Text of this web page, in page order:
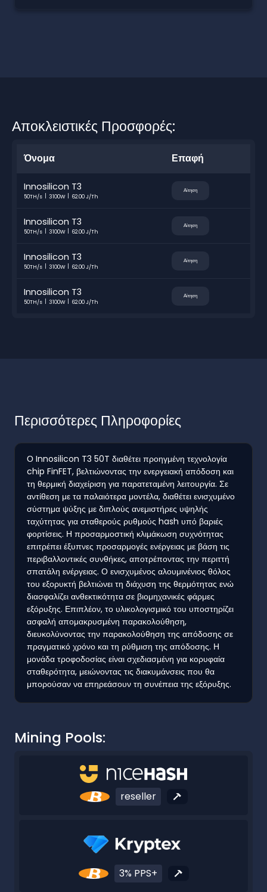
Αποκλειστικές Προσφορές:
Όνομα Επαφή
Innosilicon T3
50TH/s 3100W 62.00 J/Th
Αίτηση
Innosilicon T3
50TH/s 3100W 62.00 J/Th
Αίτηση
Innosilicon T3
50TH/s 3100W 62.00 J/Th
Αίτηση
Innosilicon T3
50TH/s 3100W 62.00 J/Th
Αίτηση
Περισσότερες Πληροφορίες
Ο Innosilicon T3 50T διαθέτει προηγμένη τεχνολογία
chip FinFET, βελτιώνοντας την ενεργειακή απόδοση και
τη θερμική διαχείριση για παρατεταμένη λειτουργία. Σε
αντίθεση με τα παλαιότερα μοντέλα, διαθέτει ενισχυμένο
σύστημα ψύξης με διπλούς ανεμιστήρες υψηλής
ταχύτητας για σταθερούς ρυθμούς hash υπό βαριές
φορτίσεις. Η προσαρμοστική κλιμάκωση συχνότητας
επιτρέπει έξυπνες προσαρμογές ενέργειας με βάση τις
περιβαλλοντικές συνθήκες, αποτρέποντας την περιττή
σπατάλη ενέργειας. Ο ενισχυμένος αλουμινένιος θόλος
του εξορυκτή βελτιώνει τη διάχυση της θερμότητας ενώ
διασφαλίζει ανθεκτικότητα σε βιομηχανικές φάρμες
εξόρυξης. Επιπλέον, το υλικολογισμικό του υποστηρίζει
ασφαλή απομακρυσμένη παρακολούθηση,
διευκολύνοντας την παρακολούθηση της απόδοσης σε
πραγματικό χρόνο και τη ρύθμιση της απόδοσης. Η
μονάδα τροφοδοσίας είναι σχεδιασμένη για κορυφαία
σταθερότητα, μειώνοντας τις διακυμάνσεις που θα
μπορούσαν να επηρεάσουν τη συνέπεια της εξόρυξης.
Mining Pools:
reseller
3% PPS+